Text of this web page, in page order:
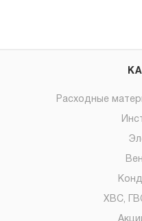
Расходные
ХВС,